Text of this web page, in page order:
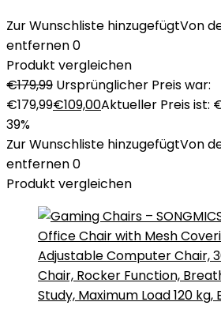
Zur Wunschliste hinzugefügtVon
entfernen0
Produkt vergleichen
€179,99 Ursprünglicher Preis war:
€179,99€109,00Aktueller Preis ist:
39%
Zur Wunschliste hinzugefügtVon
entfernen0
Produkt vergleichen